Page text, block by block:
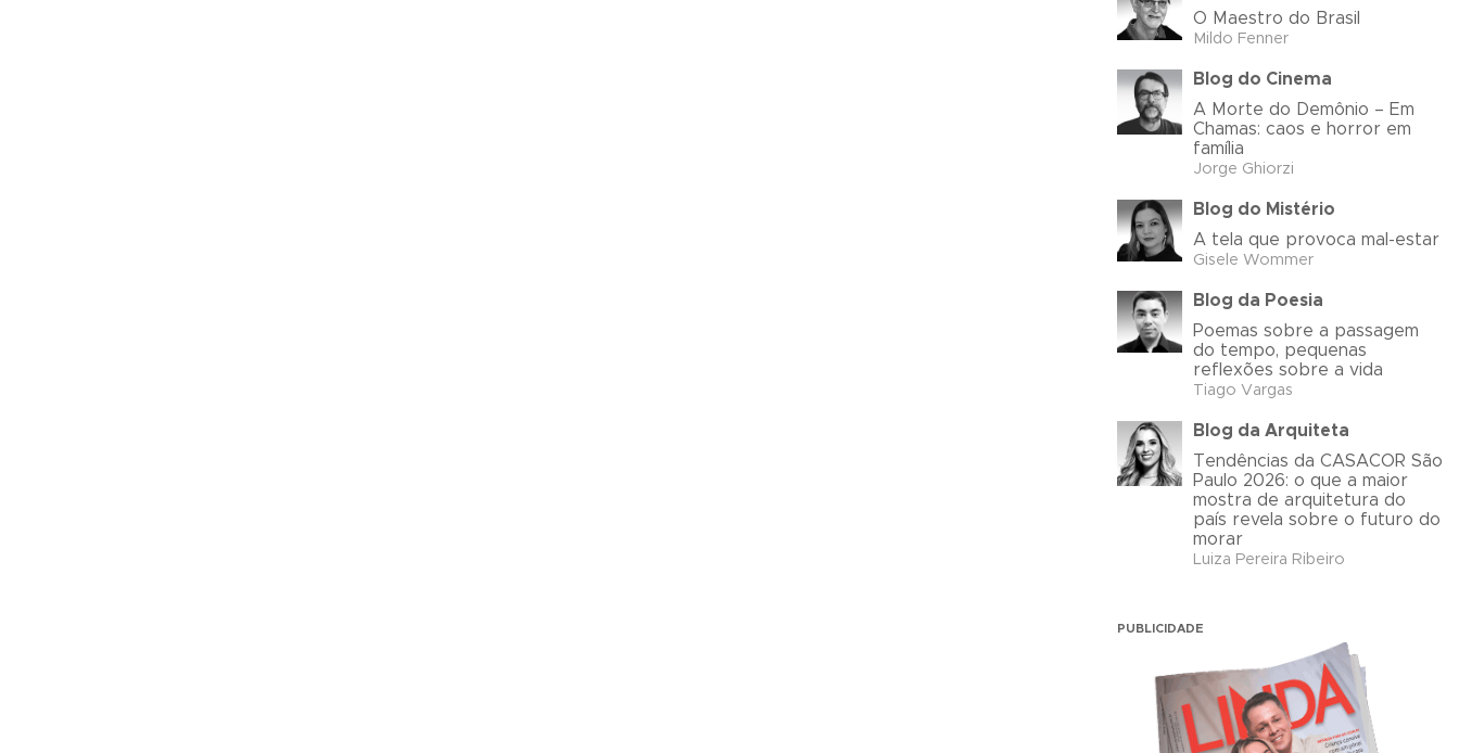
O Maestro do Brasil
Mildo Fenner
Blog do Cinema
A Morte do Demônio – Em
Chamas: caos e horror em
família
Jorge Ghiorzi
Blog do Mistério
A tela que provoca mal-estar
Gisele Wommer
Blog da Poesia
Poemas sobre a passagem
do tempo, pequenas
reflexões sobre a vida
Tiago Vargas
Blog da Arquiteta
Tendências da CASACOR São
Paulo 2026: o que a maior
mostra de arquitetura do
país revela sobre o futuro do
morar
Luiza Pereira Ribeiro
PUBLICIDADE